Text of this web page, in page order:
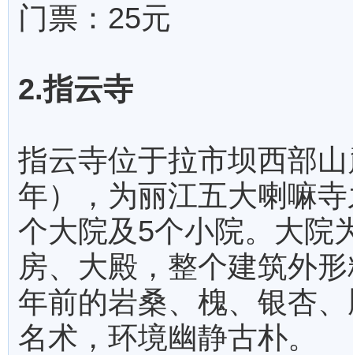
门票：25元
2.指云寺
指云寺位于拉市坝西部
年），为丽江五大喇嘛
个大院及5个小院。大院
房、大殿，整个建筑外
年前的岩桑、槐、银杏
名术，环境幽静古朴。